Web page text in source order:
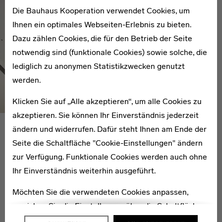
Die Bauhaus Kooperation verwendet Cookies, um
Ihnen ein optimales Webseiten-Erlebnis zu bieten.
Dazu zählen Cookies, die für den Betrieb der Seite
notwendig sind (funktionale Cookies) sowie solche, die
lediglich zu anonymen Statistikzwecken genutzt
werden.
Klicken Sie auf „Alle akzeptieren“, um alle Cookies zu
akzeptieren. Sie können Ihr Einverständnis jederzeit
ändern und widerrufen. Dafür steht Ihnen am Ende der
Seite die Schaltfläche "Cookie-Einstellungen" ändern
zur Verfügung. Funktionale Cookies werden auch ohne
Ihr Einverständnis weiterhin ausgeführt.
Möchten Sie die verwendeten Cookies anpassen,
erreichen Sie die Einstellungen über die Schaltfläche
"Auswählen".
Was haben Sie durch die Arbeit am „übungsbuch“
gelernt?
durch den Mangel an zusammenhängender